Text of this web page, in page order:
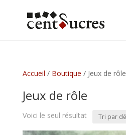
Accueil / Boutique / Jeux de rôle
Jeux de rôle
Voici le seul résultat